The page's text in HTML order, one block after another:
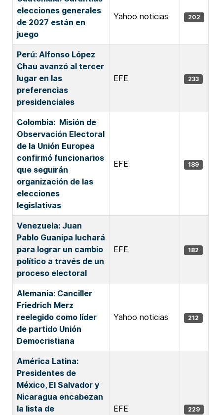
elecciones generales
de 2027 están en
juego
Yahoo noticias 202
Perú: Alfonso López
Chau avanzó al tercer
lugar en las
preferencias
presidenciales
EFE 233
Colombia: Misión de
Observación Electoral
de la Unión Europea
confirmó funcionarios
que seguirán
organización de las
elecciones
legislativas
EFE 189
Venezuela: Juan
Pablo Guanipa luchará
para lograr un cambio
político a través de un
proceso electoral
EFE 182
Alemania: Canciller
Friedrich Merz
reelegido como líder
de partido Unión
Democristiana
Yahoo noticias 212
América Latina:
Presidentes de
México, El Salvador y
Nicaragua encabezan
la lista de
EFE 229